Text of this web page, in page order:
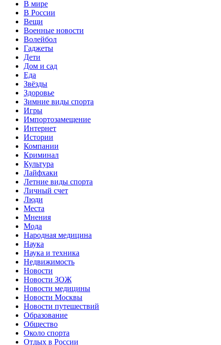
В мире
В России
Вещи
Военные новости
Волейбол
Гаджеты
Дети
Дом и сад
Еда
Звёзды
Здоровье
Зимние виды спорта
Игры
Импортозамещение
Интернет
Истории
Компании
Криминал
Культура
Лайфхаки
Летние виды спорта
Личный счет
Люди
Места
Мнения
Мода
Народная медицина
Наука
Наука и техника
Недвижимость
Новости
Новости ЗОЖ
Новости медицины
Новости Москвы
Новости путешествий
Образование
Общество
Около спорта
Отдых в России